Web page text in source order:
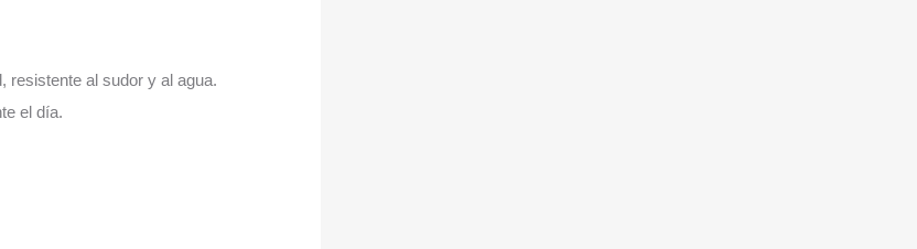
resistente al sudor y al agua.
el día.